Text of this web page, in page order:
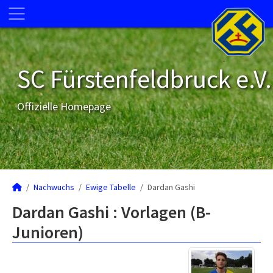
SC Fürstenfeldbruck e.V.
Offizielle Homepage
Nachwuchs Ewige Tabelle Dardan Gashi
Dardan Gashi : Vorlagen (B-
Junioren)